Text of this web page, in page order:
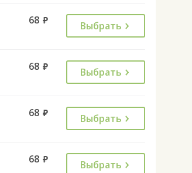
68 руб. Выбрать
68 руб. Выбрать
68 руб. Выбрать
68 руб. Выбрать